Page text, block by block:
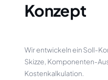
Konzept
Wir entwickeln ein Soll-
Skizze, Komponenten-
Kostenkalkulation.